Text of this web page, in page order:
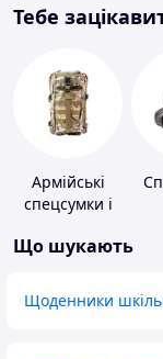
Тебе
Армійські
спецсумки і
Що шукають
Щоденники